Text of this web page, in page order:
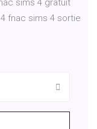
sims 4 gratuit
fnac sims 4 sortie